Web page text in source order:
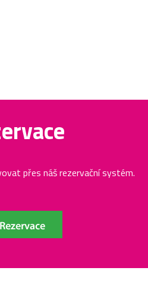
přes náš rezervační systém.